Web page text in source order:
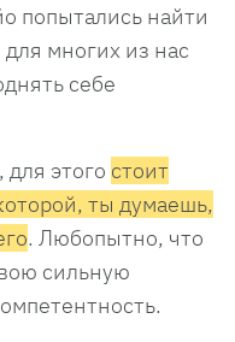
попытались найти
многих из нас
себе
этого стоит
ты думаешь,
. Любопытно, что
сильную